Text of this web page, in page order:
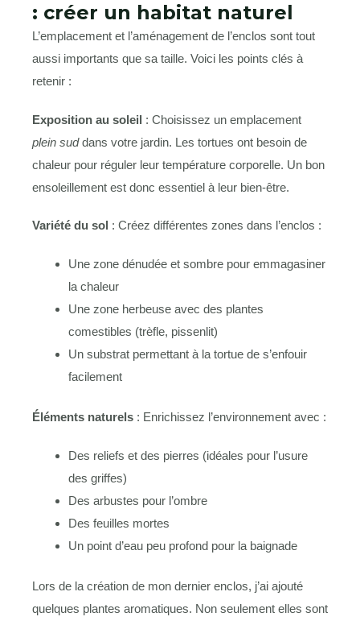
: créer un habitat naturel
L’emplacement et l’aménagement de l’enclos sont tout
aussi importants que sa taille. Voici les points clés à
retenir :
Exposition au soleil : Choisissez un emplacement
plein suddans votre jardin. Les tortues ont besoin de
chaleur pour réguler leur température corporelle. Un bon
ensoleillement est donc essentiel à leur bien-être.
Variété du sol : Créez différentes zones dans l’enclos :
Une zone dénudée et sombre pour emmagasiner
la chaleur
Une zone herbeuse avec des plantes
comestibles (trèfle, pissenlit)
Un substrat permettant à la tortue de s’enfouir
facilement
Éléments naturels : Enrichissez l’environnement avec :
Des reliefs et des pierres (idéales pour l’usure
des griffes)
Des arbustes pour l’ombre
Des feuilles mortes
Un point d’eau peu profond pour la baignade
Lors de la création de mon dernier enclos, j’ai ajouté
quelques plantes aromatiques. Non seulement elles sont